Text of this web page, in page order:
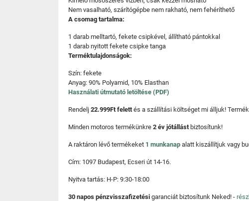
Nem vasalható, szárítógépbe nem rakható, nem fehéríthető
A csomag tartalma:
1 darab melltartó, fekete csipkével, állítható pántokkal
1 darab nyitott fekete csipke tanga
Terméktulajdonságok:
Szín: fekete
Anyag: 90% Polyamid, 10% Elasthan
Használati útmutató letöltése (PDF)
Rendelj 22.999Ft felettés a szállítási költséget mi álljuk!
Minden motoros termékünkre 2 év jótállást biztosítunk!
A raktáron lévő termékeket 1 munkanap alatt kiszállítjuk vagy
Cím: 1097 Budapest, Ecseri út 14-16.
Nyitva tartás: H-P: 9:30-18:00
30 napos pénzvisszafizetési garanciát biztosítunk Neked! -